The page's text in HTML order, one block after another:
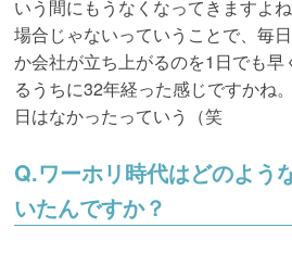
いう間にもうなくなってきますよ
場合じゃないっていうことで、毎
か会社が立ち上がるのを1日でも早
るうちに32年経った感じですかね
日はなかったっていう（笑
Q.ワーホリ時代はどのよう
いたんですか？